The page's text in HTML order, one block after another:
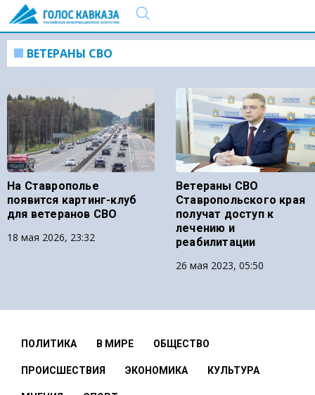
ВЕТЕРАНЫ СВО
На Ставрополье
появится картинг-клуб
для ветеранов СВО
18 мая 2026, 23:32
Ветераны СВО
Ставропольского края
получат доступ к
лечению и
реабилитации
26 мая 2023, 05:50
ПОЛИТИКА В МИРЕ ОБЩЕСТВО
ПРОИСШЕСТВИЯ ЭКОНОМИКА КУЛЬТУРА